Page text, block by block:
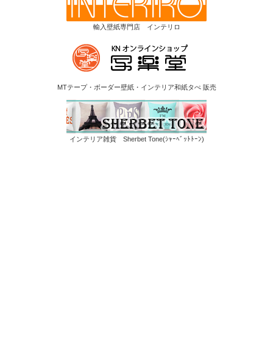
輸入壁紙専門店 インテリロ
MTテープ・ボーダー壁紙・インテリア和紙タぺ 販売
インテリア雑貨 Sherbet Tone(ｼｬｰﾍﾞｯﾄﾄｰﾝ)